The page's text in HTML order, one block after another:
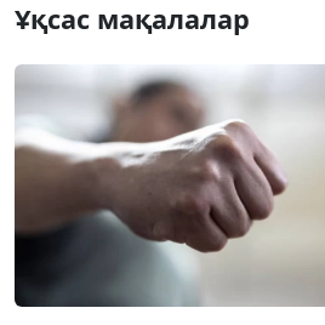
Ұқсас мақалалар